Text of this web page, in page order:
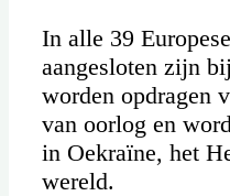
In alle 39
aangesloten zijn
worden opdragen
van oorlog en
in Oekraïne, het
wereld.